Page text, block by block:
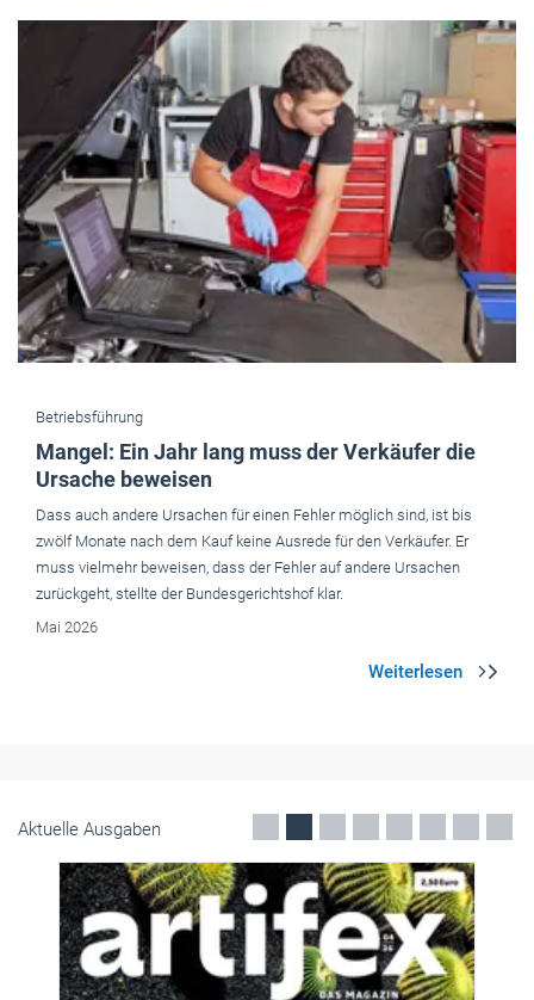
Betriebsführung
Mangel: Ein Jahr lang muss der Verkäufer die
Ursache beweisen
Dass auch andere Ursachen für einen Fehler möglich sind, ist bis
zwölf Monate nach dem Kauf keine Ausrede für den Verkäufer. Er
muss vielmehr beweisen, dass der Fehler auf andere Ursachen
zurückgeht, stellte der Bundesgerichtshof klar.
Mai 2026
Aktuelle Ausgaben